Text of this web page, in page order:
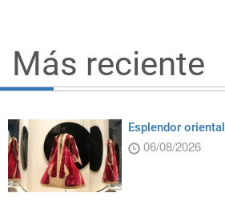
Más reciente
Esplendor oriental
06/08/2026